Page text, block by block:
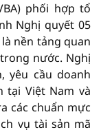
phối hợp tổ
Nghị quyết 05
nền tảng quan
nước. Nghị
yêu cầu doanh
tại Việt Nam và
các chuẩn mực
vụ tài sản mã